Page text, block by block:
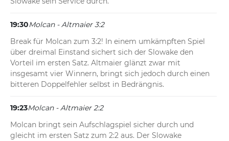
19:30Molcan - Altmaier 3:2
Break für Molcan zum 3:2! In einem umkämpften Spiel
über dreimal Einstand sichert sich der Slowake den
Vorteil im ersten Satz. Altmaier glänzt zwar mit
insgesamt vier Winnern, bringt sich jedoch durch einen
bitteren Doppelfehler selbst in Bedrängnis.
19:23Molcan - Altmaier 2:2
Molcan bringt sein Aufschlagspiel sicher durch und
gleicht im ersten Satz zum 2:2 aus. Der Slowake